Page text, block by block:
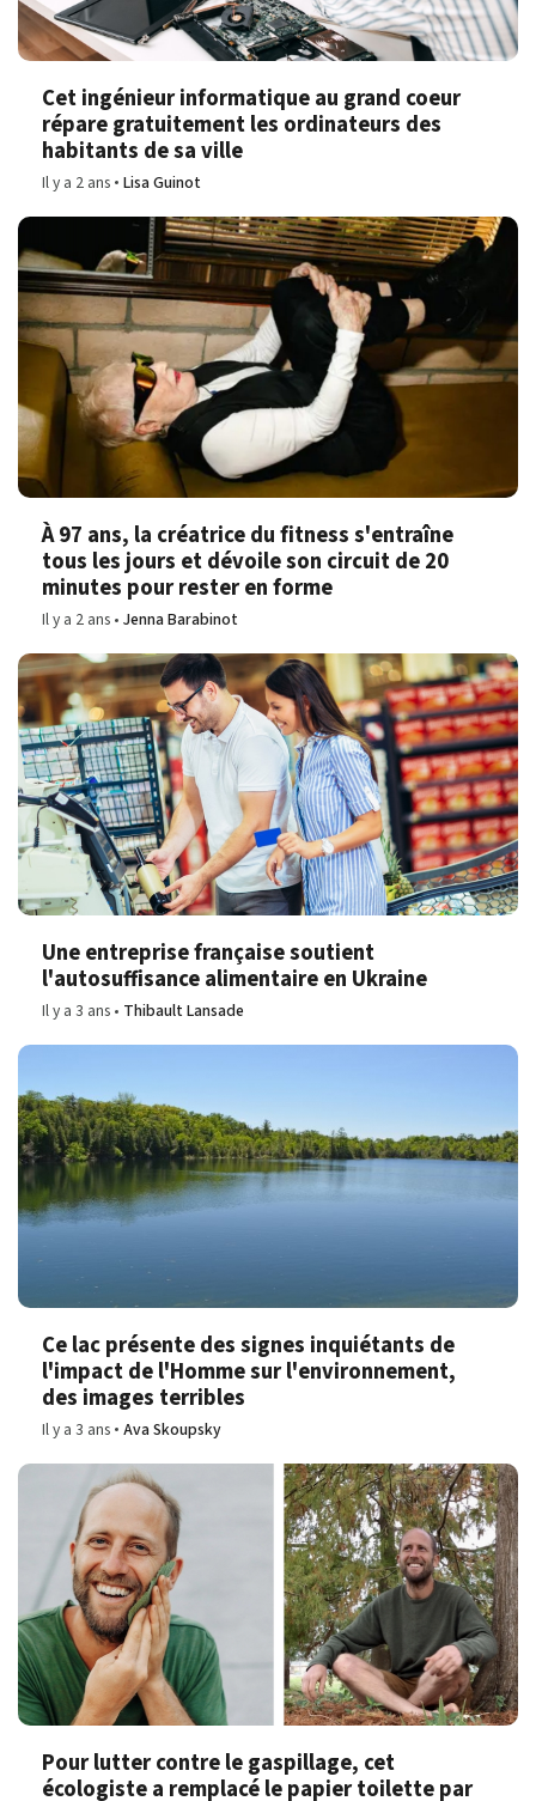
Cet ingénieur informatique au grand coeur
répare gratuitement les ordinateurs des
habitants de sa ville
Il y a 2 ans Lisa Guinot
À 97 ans, la créatrice du fitness s'entraîne
tous les jours et dévoile son circuit de 20
minutes pour rester en forme
Il y a 2 ans Jenna Barabinot
Une entreprise française soutient
l'autosuffisance alimentaire en Ukraine
Il y a 3 ans Thibault Lansade
Ce lac présente des signes inquiétants de
l'impact de l'Homme sur l'environnement,
des images terribles
Il y a 3 ans Ava Skoupsky
Pour lutter contre le gaspillage, cet
écologiste a remplacé le papier toilette par